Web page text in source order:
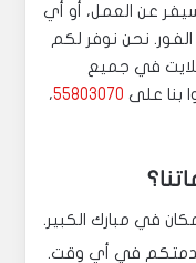
عن العمل، أو أي
الفور. نحن نوفر لكم
في جميع
بنا على 55803070،
في مبارك الكبير.
في أي وقت.